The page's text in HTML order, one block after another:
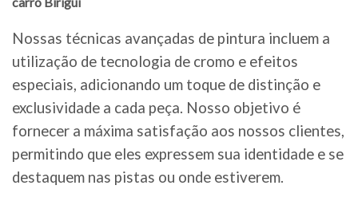
Nossas técnicas avançadas de pintura incluem a
utilização de tecnologia de cromo e efeitos
especiais, adicionando um toque de distinção e
exclusividade a cada peça. Nosso objetivo é
fornecer a máxima satisfação aos nossos clientes,
permitindo que eles expressem sua identidade e se
destaquem nas pistas ou onde estiverem.